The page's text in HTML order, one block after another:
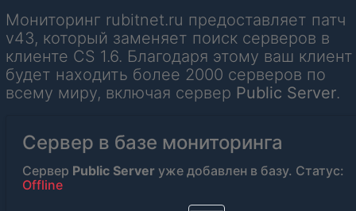
Мониторинг rubitnet.ru предоставляет патч
v43, который заменяет поиск серверов в
клиенте CS 1.6. Благодаря этому ваш клиент
будет находить более 2000 серверов по
всему миру, включая сервер Public Server.
Сервер в базе мониторинга
Сервер Public Server уже добавлен в базу. Статус:
Offline